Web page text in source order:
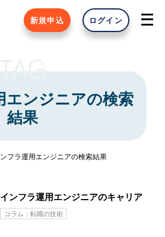
新規申込 ログイン
エンジニアの検索
結果
フラ運用エンジニアの検索結果
インフラ運用エンジニアのキャリア
コラム：転職の技術